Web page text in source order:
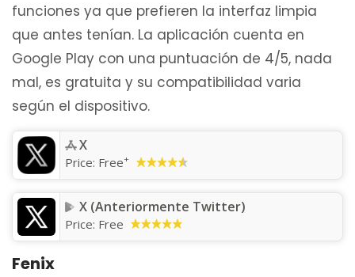
funciones ya que prefieren la interfaz limpia
que antes tenían. La aplicación cuenta en
Google Play con una puntuación de 4/5, nada
mal, es gratuita y su compatibilidad varia
según el dispositivo.
X
Price: Free+
X (Anteriormente Twitter)
Price: Free
Fenix